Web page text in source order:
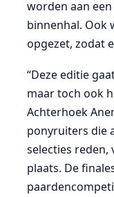
worden aan
binnenhal. Ook
opgezet, zodat
“Deze editie
maar toch ook
Achterhoek
ponyruiters die
selecties
plaats. De